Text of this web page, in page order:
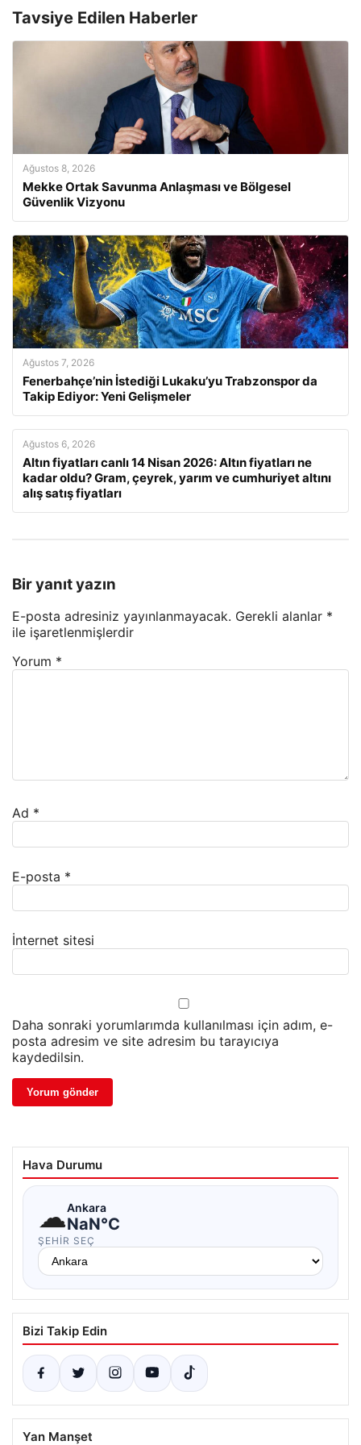
Tavsiye Edilen Haberler
Ağustos 8, 2026
Mekke Ortak Savunma Anlaşması ve Bölgesel
Güvenlik Vizyonu
Ağustos 7, 2026
Fenerbahçe’nin İstediği Lukaku’yu Trabzonspor da
Takip Ediyor: Yeni Gelişmeler
Ağustos 6, 2026
Altın fiyatları canlı 14 Nisan 2026: Altın fiyatları ne
kadar oldu? Gram, çeyrek, yarım ve cumhuriyet altını
alış satış fiyatları
Bir yanıt yazın
E-posta adresiniz yayınlanmayacak. Gerekli alanlar *
ile işaretlenmişlerdir
Yorum *
Ad *
E-posta *
İnternet sitesi
Daha sonraki yorumlarımda kullanılması için adım, e-
posta adresim ve site adresim bu tarayıcıya
kaydedilsin.
Hava Durumu
☁Ankara
NaN°C
ŞEHIR SEÇ
Bizi Takip Edin
Yan Manşet